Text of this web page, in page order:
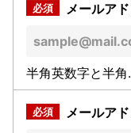
メールア
半角英数字と半
メールアド